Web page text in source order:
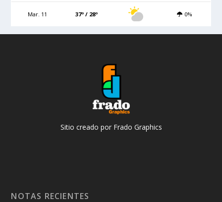
Mar. 11 37º / 28º 0%
Sitio creado por Frado Graphics
NOTAS RECIENTES